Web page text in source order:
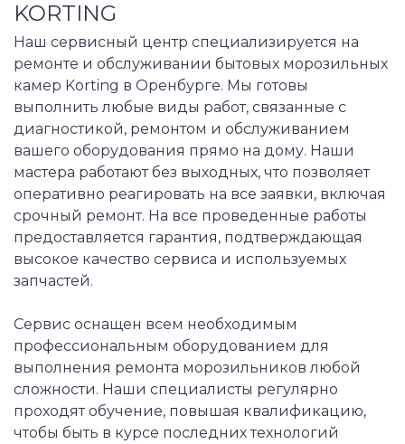
KORTING
Наш сервисный центр специализируется на
ремонте и обслуживании бытовых морозильных
камер Korting в Оренбурге. Мы готовы
выполнить любые виды работ, связанные с
диагностикой, ремонтом и обслуживанием
вашего оборудования прямо на дому. Наши
мастера работают без выходных, что позволяет
оперативно реагировать на все заявки, включая
срочный ремонт. На все проведенные работы
предоставляется гарантия, подтверждающая
высокое качество сервиса и используемых
запчастей.
Сервис оснащен всем необходимым
профессиональным оборудованием для
выполнения ремонта морозильников любой
сложности. Наши специалисты регулярно
проходят обучение, повышая квалификацию,
чтобы быть в курсе последних технологий